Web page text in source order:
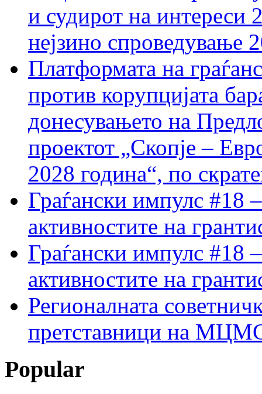
и судирот на интереси
нејзино спроведување
Платформата на
против корупцијата
донесувањето на
проектот „Скопје –
2028 година“, по
Граѓански импулс #18
активностите на
Граѓански импулс #18
активностите на
Регионалната
претставници на МЦМС
Popular